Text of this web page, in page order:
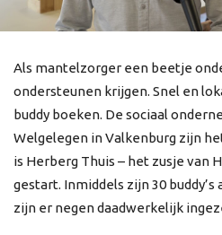
Als mantelzorger een beetje
ondersteunen krijgen. Snel en
buddy boeken. De sociaal
Welgelegen in Valkenburg zijn
is Herberg Thuis – het zusje van
gestart. Inmiddels zijn 30
zijn er negen daadwerkelijk